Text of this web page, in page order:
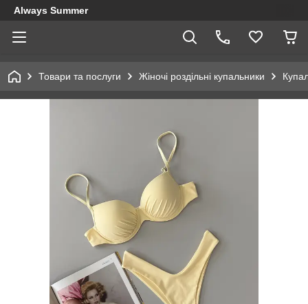
Always Summer
Товари та послуги Жіночі роздільні купальники